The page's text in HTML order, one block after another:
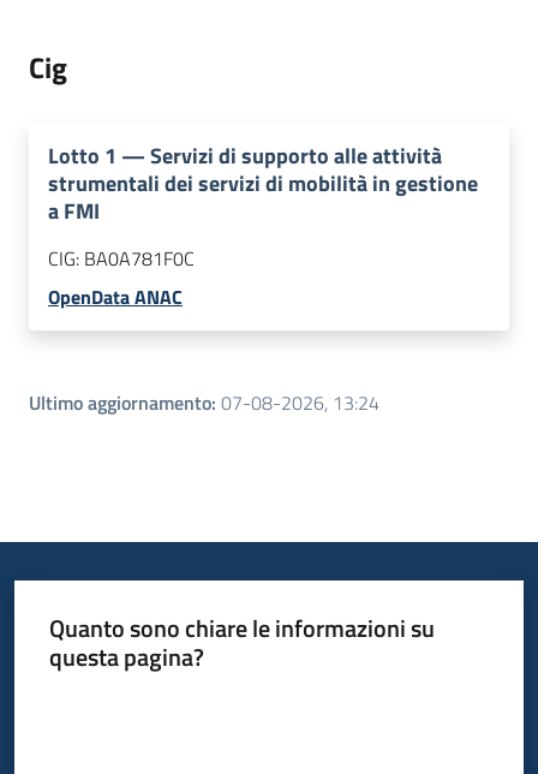
Cig
Lotto 1 —Servizi di supporto alle attività
strumentali dei servizi di mobilità in gestione
a FMI
CIG: BA0A781F0C
OpenData ANAC
Ultimo aggiornamento: 07-08-2026, 13:24
Quanto sono chiare le informazioni su
questa pagina?